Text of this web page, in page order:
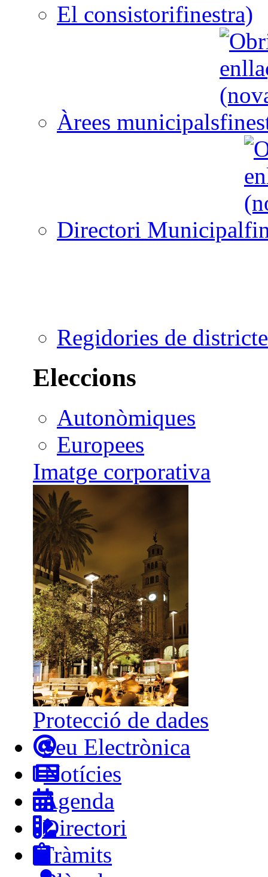
El consistori
Àrees municipals
Directori Municipal
Regidories de districte
Eleccions
Autonòmiques
Europees
Imatge corporativa
Protecció de dades
Seu Electrònica
Notícies
Agenda
Directori
Tràmits